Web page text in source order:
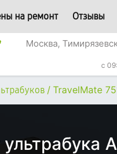
на ремонт Отзывы
Москва,
c
/ TravelMate